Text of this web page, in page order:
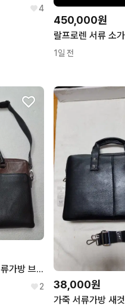
4
450,000원
1일 전
브루노말리 가죽 서류가방 브라운/블랙 크로스가능
2 38,000원
가죽 서류가방 새것